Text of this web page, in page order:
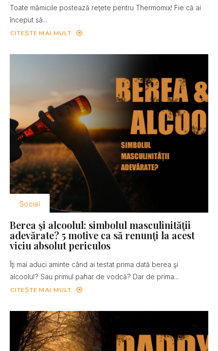
Toate mămicile postează reţete pentru Thermomix! Fie că ai
început să...
CITEȘTE MAI MULT
Social
Berea şi alcoolul: simbolul masculinităţii
adevărate? 5 motive ca să renunţi la acest
viciu absolut periculos
Îţi mai aduci aminte când ai testat prima dată berea şi
alcoolul? Sau primul pahar de vodcă? Dar de prima...
CITEȘTE MAI MULT